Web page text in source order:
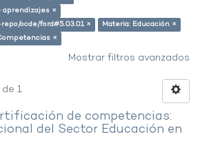
aprendizajes ×
ocde/ford#5.03.01 ×
Materia: Educación ×
×
Mostrar filtros avanzados
1
de competencias:
del Sector Educación en